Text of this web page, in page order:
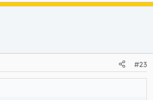
#23